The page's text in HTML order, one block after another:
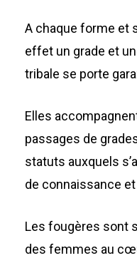
A chaque forme et
effet un grade et
tribale se porte
Elles
passages de
statuts auxquels
de connaissance
Les fougères sont
des femmes au